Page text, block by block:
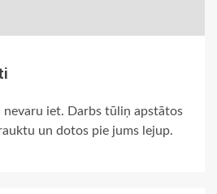
nevaru iet. Darbs tūliņ apstātos
un dotos pie jums lejup.